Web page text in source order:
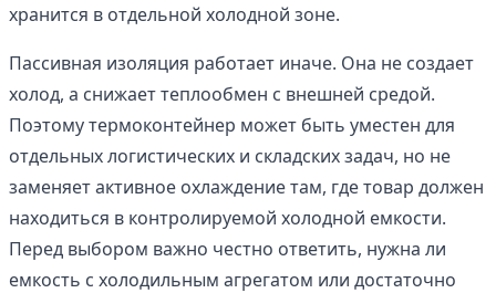
хранится в отдельной холодной зоне.
Пассивная изоляция работает иначе. Она не создает
холод, а снижает теплообмен с внешней средой.
Поэтому термоконтейнер может быть уместен для
отдельных логистических и складских задач, но не
заменяет активное охлаждение там, где товар должен
находиться в контролируемой холодной емкости.
Перед выбором важно честно ответить, нужна ли
емкость с холодильным агрегатом или достаточно